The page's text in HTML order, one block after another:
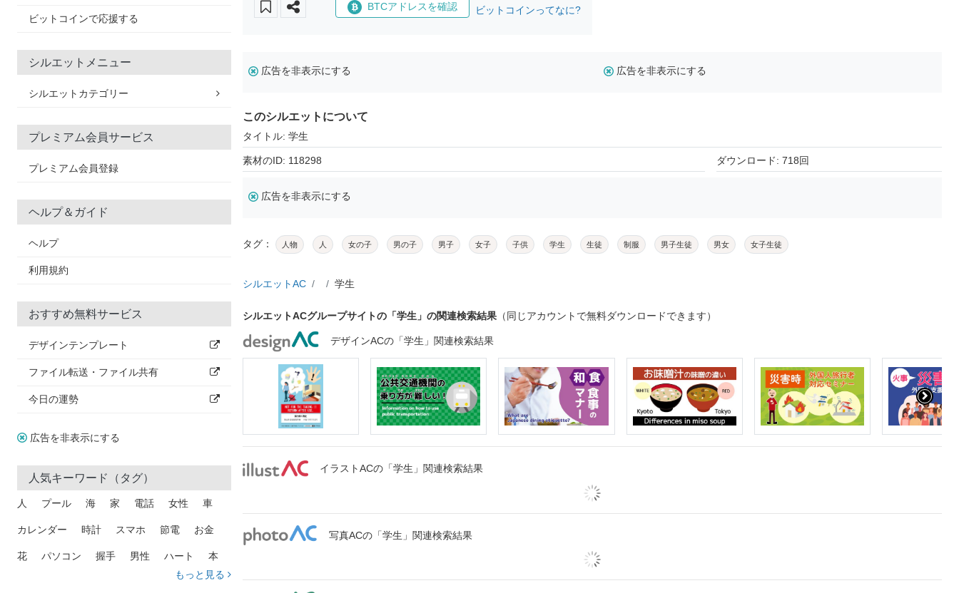
ビットコインで応援する
シルエットメニュー
シルエットカテゴリー
プレミアム会員サービス
プレミアム会員登録
ヘルプ＆ガイド
ヘルプ
利用規約
おすすめ無料サービス
デザインテンプレート
ファイル転送・ファイル共有
今日の運勢
広告を非表示にする
人気キーワード（タグ）
人 プール 海 家 電話 女性 車
カレンダー 時計 スマホ 節電 お金
花 パソコン 握手 男性 ハート 本
トラック 木
もっと見る
BTCアドレスを確認 ビットコインってなに?
広告を非表示にする 広告を非表示にする
このシルエットについて
タイトル: 学生
素材のID: 118298 ダウンロード: 718回
広告を非表示にする
タグ： 人物 人 女の子 男の子 男子 女子 子供 学生 生徒 制服 男子生徒 男女 女子生徒
シルエットAC 学生
シルエットACグループサイトの「学生」の関連検索結果 （同じアカウントで無料ダウンロードできます）
デザインACの「学生」関連検索結果
イラストACの「学生」関連検索結果
写真ACの「学生」関連検索結果